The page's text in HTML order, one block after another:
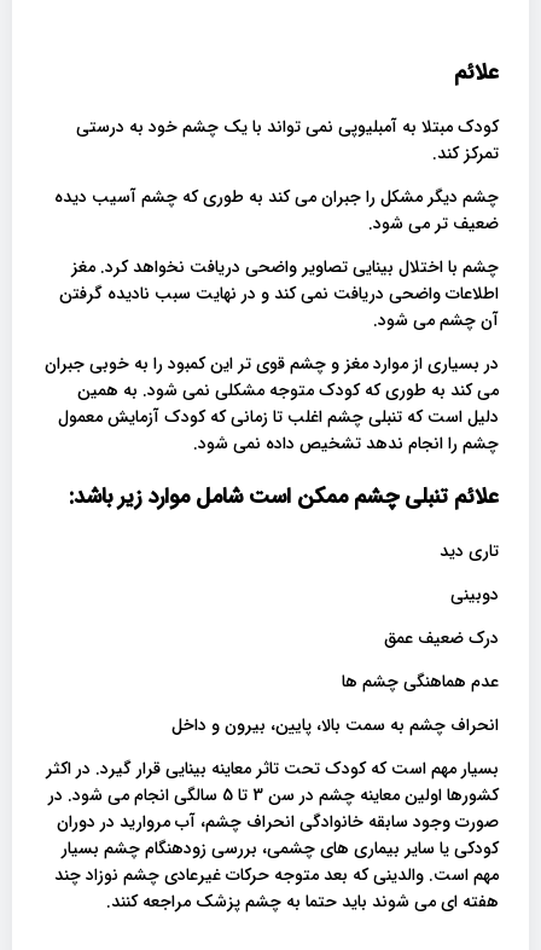
علائم
کودک مبتلا به آمبلیوپی نمی تواند با یک چشم خود به درستی
تمرکز کند.
چشم دیگر مشکل را جبران می کند به طوری که چشم آسیب دیده
ضعیف تر می شود.
چشم با اختلال بینایی تصاویر واضحی دریافت نخواهد کرد. مغز
اطلاعات واضحی دریافت نمی کند و در نهایت سبب نادیده گرفتن
آن چشم می شود.
در بسیاری از موارد مغز و چشم قوی تر این کمبود را به خوبی جبران
می کند به طوری که کودک متوجه مشکلی نمی شود. به همین
دلیل است که تنبلی چشم اغلب تا زمانی که کودک آزمایش معمول
چشم را انجام ندهد تشخیص داده نمی شود.
علائم تنبلی چشم ممکن است شامل موارد زیر باشد:
تاری دید
دوبینی
درک ضعیف عمق
عدم هماهنگی چشم ها
انحراف چشم به سمت بالا، پایین، بیرون و داخل
بسیار مهم است که کودک تحت تاثر معاینه بینایی قرار گیرد. در اکثر
کشورها اولین معاینه چشم در سن 3 تا 5 سالگی انجام می شود. در
صورت وجود سابقه خانوادگی انحراف چشم، آب مروارید در دوران
کودکی یا سایر بیماری های چشمی، بررسی زودهنگام چشم بسیار
مهم است. والدینی که بعد متوجه حرکات غیرعادی چشم نوزاد چند
هفته ای می شوند باید حتما به چشم پزشک مراجعه کنند.